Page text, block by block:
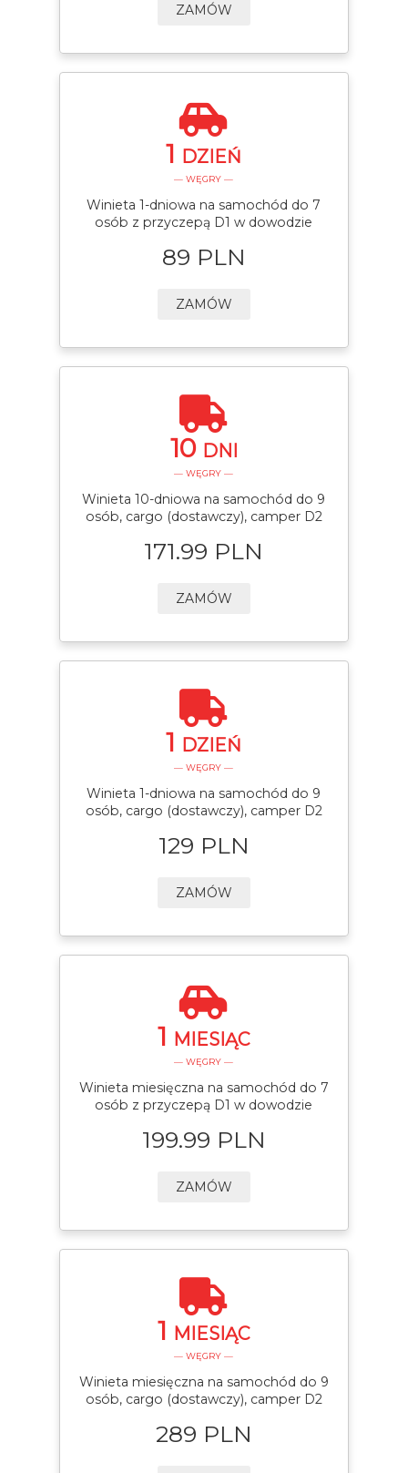
ZAMÓW
1 DZIEŃ
— WĘGRY —
Winieta 1-dniowa na samochód do 7
osób z przyczepą D1 w dowodzie
89 PLN
ZAMÓW
10 DNI
— WĘGRY —
Winieta 10-dniowa na samochód do 9
osób, cargo (dostawczy), camper D2
171.99 PLN
ZAMÓW
1 DZIEŃ
— WĘGRY —
Winieta 1-dniowa na samochód do 9
osób, cargo (dostawczy), camper D2
129 PLN
ZAMÓW
1 MIESIĄC
— WĘGRY —
Winieta miesięczna na samochód do 7
osób z przyczepą D1 w dowodzie
199.99 PLN
ZAMÓW
1 MIESIĄC
— WĘGRY —
Winieta miesięczna na samochód do 9
osób, cargo (dostawczy), camper D2
289 PLN